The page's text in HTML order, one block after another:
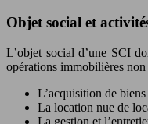
Objet social et
L’objet social d’une SCI
opérations immobilières
L’acquisition de
La location nue de
La gestion et